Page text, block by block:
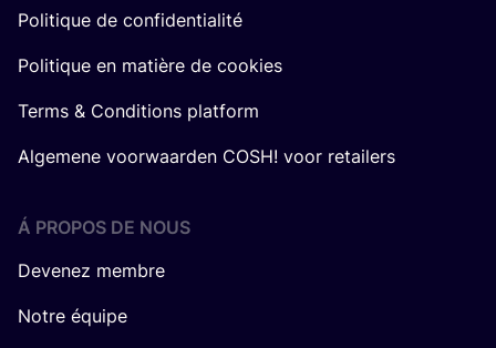
Politique de confidentialité
Politique en matière de cookies
Terms & Conditions platform
Algemene voorwaarden COSH! voor retailers
Á PROPOS DE NOUS
Devenez membre
Notre équipe